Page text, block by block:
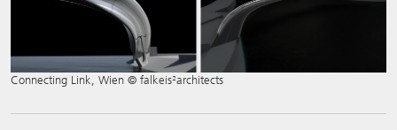
Connecting Link, Wien © falkeis²architects